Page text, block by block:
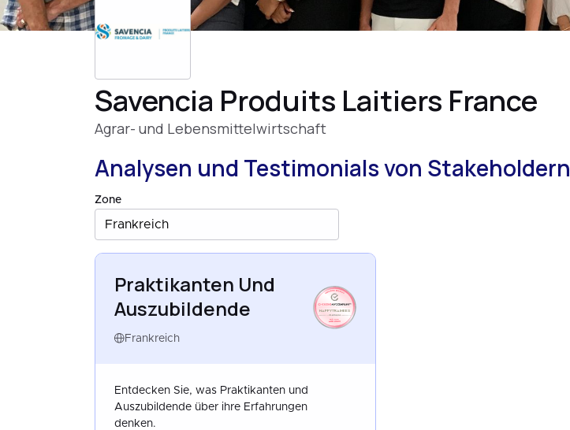
Savencia Produits Laitiers France
Agrar- und Lebensmittelwirtschaft
Analysen und Testimonials von Stakeholdern
Zone
Frankreich
Praktikanten Und
Auszubildende
Frankreich
HAPPYTRAINEES
FRANCE
AUG 2023
Entdecken Sie, was Praktikanten und
Auszubildende über ihre Erfahrungen
denken.